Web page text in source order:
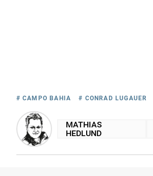
# CAMPO BAHIA # CONRAD LUGAUER
MATHIAS
HEDLUND